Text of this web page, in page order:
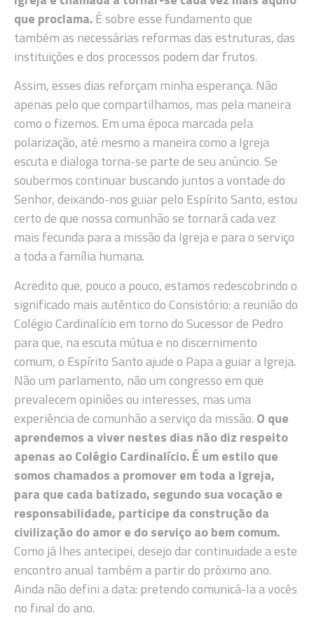
que proclama.É sobre esse fundamento que
também as necessárias reformas das estruturas, das
instituições e dos processos podem dar frutos.
Assim, esses dias reforçam minha esperança. Não
apenas pelo que compartilhamos, mas pela maneira
como o fizemos. Em uma época marcada pela
polarização, até mesmo a maneira como a Igreja
escuta e dialoga torna-se parte de seu anúncio. Se
soubermos continuar buscando juntos a vontade do
Senhor, deixando-nos guiar pelo Espírito Santo, estou
certo de que nossa comunhão se tornará cada vez
mais fecunda para a missão da Igreja e para o serviço
a toda a família humana.
Acredito que, pouco a pouco, estamos redescobrindo o
significado mais autêntico do Consistório: a reunião do
Colégio Cardinalício em torno do Sucessor de Pedro
para que, na escuta mútua e no discernimento
comum, o Espírito Santo ajude o Papa a guiar a Igreja.
Não um parlamento, não um congresso em que
prevalecem opiniões ou interesses, mas uma
experiência de comunhão a serviço da missão. O que
aprendemos a viver nestes dias não diz respeito
apenas ao Colégio Cardinalício. É um estilo que
somos chamados a promover em toda a Igreja,
para que cada batizado, segundo sua vocação e
responsabilidade, participe da construção da
civilização do amor e do serviço ao bem comum.
Como já lhes antecipei, desejo dar continuidade a este
encontro anual também a partir do próximo ano.
Ainda não defini a data: pretendo comunicá-la a vocês
no final do ano.